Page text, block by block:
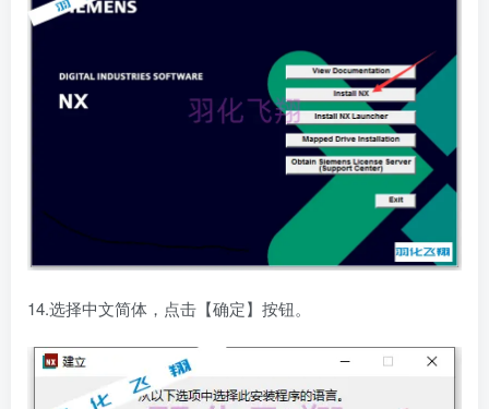
14.选择中文简体，点击【确定】按钮。